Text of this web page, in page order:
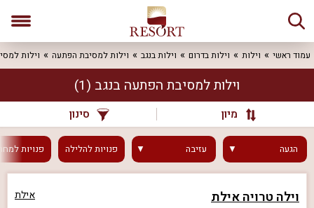
עמוד ראשי וילות וילות בדרום וילות בנגב וילות למסיבת הפתעה וילות
וילות למסיבת הפתעה בנגב (1)
מיון סינון
הגעה עזיבה פנויותלהלילה פנויות
וילה טרויה אילת אילת